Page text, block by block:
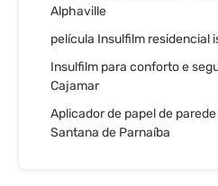
Alphaville
película Insulfilm residencial
Insulfilm para conforto e
Cajamar
Aplicador de papel de
Santana de Parnaíba